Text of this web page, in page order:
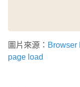
圖片來源： Browser
page load